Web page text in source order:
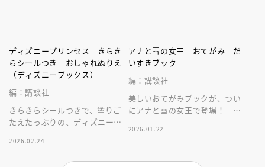
ディズニープリンセス きらき
らシールつき おしゃれぬりえ
（ディズニーブックス）
編：講談社
きらきらシールつきで、塗りご
たえたっぷりの、ディズニープ
いい１冊です。
2026.02.24
アナと雪の女王 おてがみ だ
いすきブック
編：講談社
美しいおてがみブックが、つい
にアナと雪の女王で登場！ 子
です。
2026.01.22